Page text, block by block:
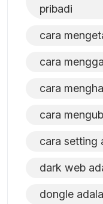
pribadi
cara
cara
cara
cara
cara setting
dark web
dongle